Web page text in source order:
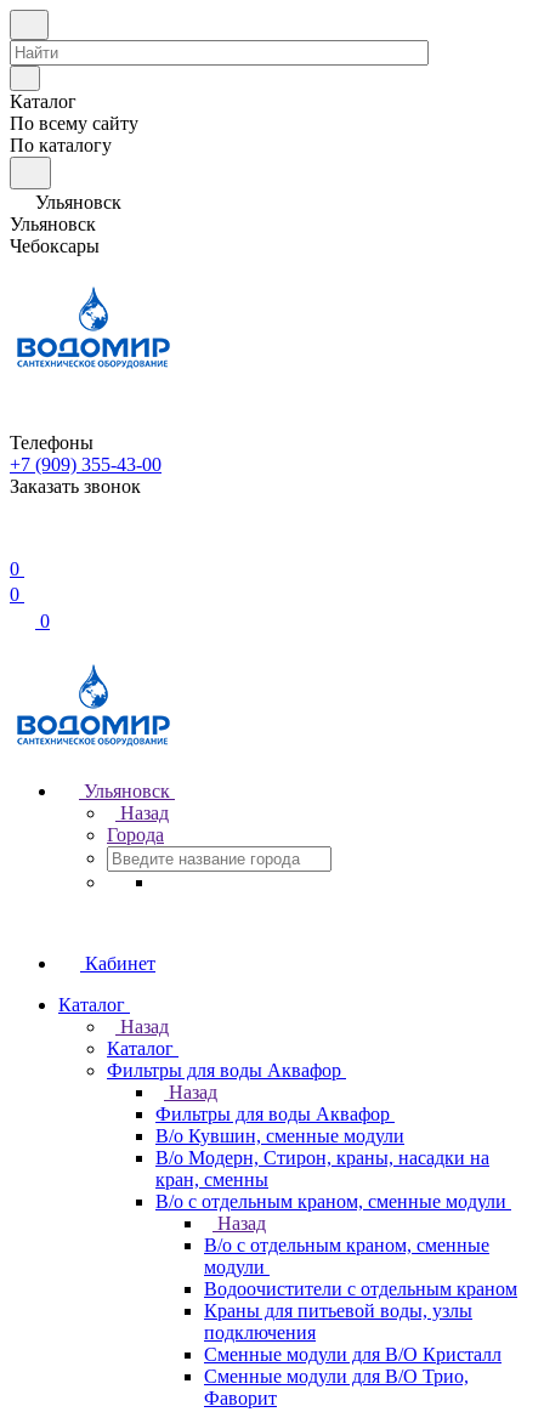
Каталог
По всему сайту
По каталогу
Ульяновск
Ульяновск
Чебоксары
Телефоны
+7 (909) 355-43-00
Заказать звонок
0
0
0
Ульяновск
Назад
Города
Кабинет
Каталог
Назад
Каталог
Фильтры для воды Аквафор
Назад
Фильтры для воды Аквафор
В/о Кувшин, сменные модули
В/о Модерн, Стирон, краны, насадки на
кран, сменны
В/о с отдельным краном, сменные модули
Назад
В/о с отдельным краном, сменные
модули
Водоочистители с отдельным краном
Краны для питьевой воды, узлы
подключения
Сменные модули для В/О Кристалл
Сменные модули для В/О Трио,
Фаворит